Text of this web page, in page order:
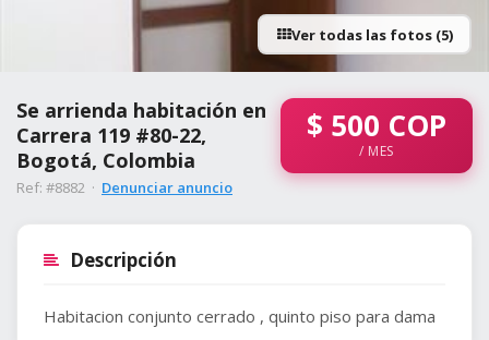
Ver todas las fotos (5)
Se arrienda habitación en
Carrera 119 #80-22,
Bogotá, Colombia
Ref: #8882 · Denunciar anuncio
$ 500 COP
/ MES
Descripción
Habitacion conjunto cerrado , quinto piso para dama